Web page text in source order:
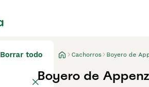
Borrar todo Cachorros Boyero de
Boyero de